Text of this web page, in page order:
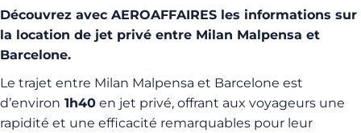
Découvrez avec AEROAFFAIRES les informations sur
la location de jet privé entre Milan Malpensa et
Barcelone.
Le trajet entre Milan Malpensa et Barcelone est
d’environ 1h40 en jet privé, offrant aux voyageurs une
rapidité et une efficacité remarquables pour leur